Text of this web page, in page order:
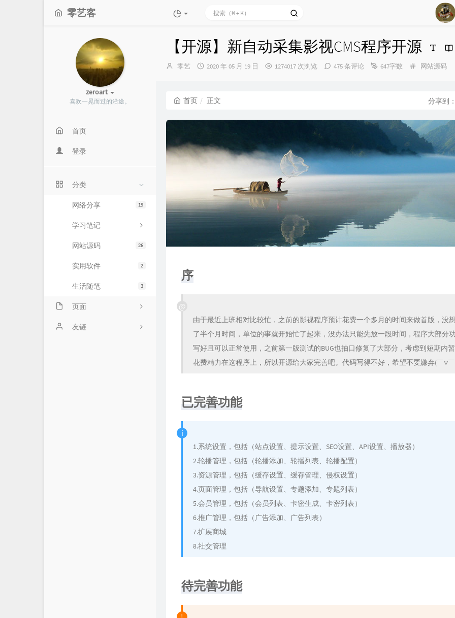
零艺客
2
3
5
zeroart
喜欢一晃而过的沿途。
首页
登录
分类
19
网络分享
学习笔记
26
网站源码
2
实用软件
3
生活随笔
页面
进行事宜
友链
【开源】新自动采集影视CMS程序开源
博
零艺
发
2020 年 05 月 19 日 1274017 次浏览 475 条评论 647字数
分
网站源码
首页 正文 分享到
序
由于最近上班相对比较忙，之前的影视程序预计花费一个多月的时间来做首版，没
了半个月时间，单位的事就开始忙了起来，没办法只能先放一段时间，程序大部分
写好且可以正常使用，之前第一版测试的BUG也抽口修复了大部分，考虑到短期内
花费精力在这程序上，所以开源给大家完善吧。代码写得不好，希望不要嫌弃(￣▽
已完善功能
1.系统设置，包括（站点设置、提示设置、SEO设置、API设置、播放器）
2.轮播管理，包括（轮播添加、轮播列表、轮播配置）
3.资源管理，包括（缓存设置、缓存管理、侵权设置）
4.页面管理，包括（导航设置、专题添加、专题列表）
5.会员管理，包括（会员列表、卡密生成、卡密列表）
6.推广管理，包括（广告添加、广告列表）
7.扩展商城
8.社交管理
待完善功能